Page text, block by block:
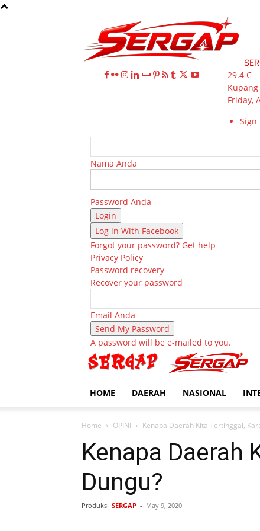
29.4 C
Kupang
Friday,
Sign
Nama Anda
Password Anda
Log in With Facebook
Forgot your password? Get help
Privacy Policy
Password recovery
Recover your password
Email Anda
A password will be e-mailed to you.
HOME DAERAH NASIONAL
Home OPINI Kenapa Daerah Kita Tertinggal,
Kenapa Daerah
Dungu?
Produksi SERGAP - May 9, 2020